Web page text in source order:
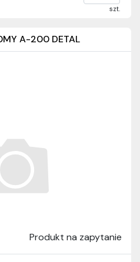
szt.
A-200 DETAL
Produkt na zapytanie